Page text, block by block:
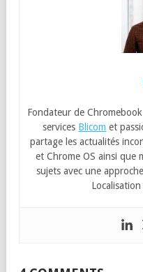
Fondateur de
services Blicom et
partage les actualités
et Chrome OS ainsi que
sujets avec une